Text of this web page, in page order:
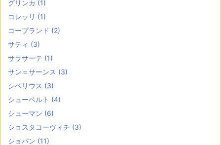
グリンカ (1)
コレッリ (1)
コープランド (2)
サティ (3)
サラサーテ (1)
サン＝サーンス (3)
シベリウス (3)
シューベルト (4)
シューマン (6)
ショスタコーヴィチ (3)
ショパン (11)